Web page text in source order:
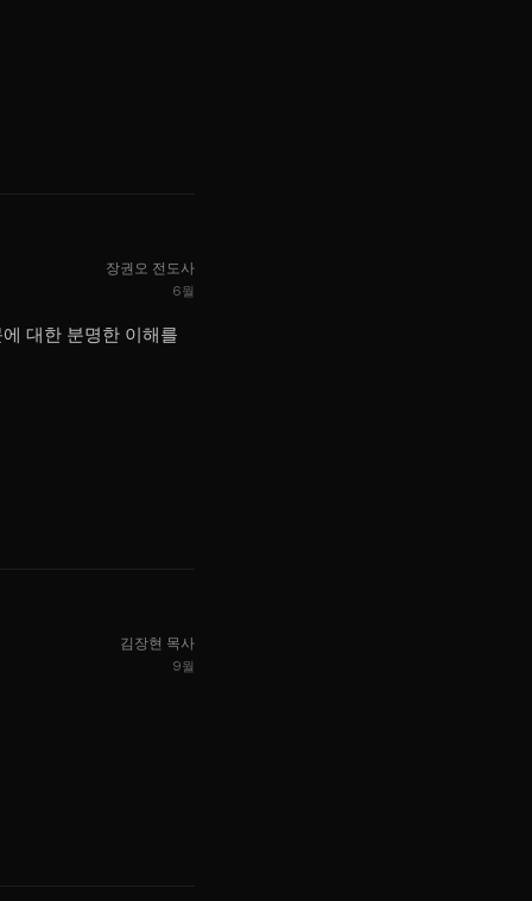
장권오 전도사
6월
대한 분명한 이해를
김장현 목사
9월